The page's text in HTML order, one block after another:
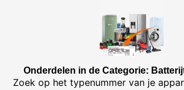
Onderdelen in de Categorie:
Zoek op het typenummer van je